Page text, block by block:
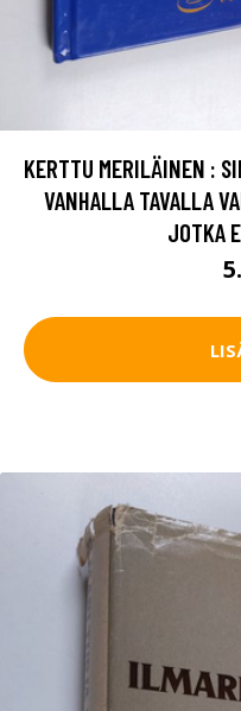
KERTTU MERILÄINEN :
VANHALLA TAVALLA
JOTKA